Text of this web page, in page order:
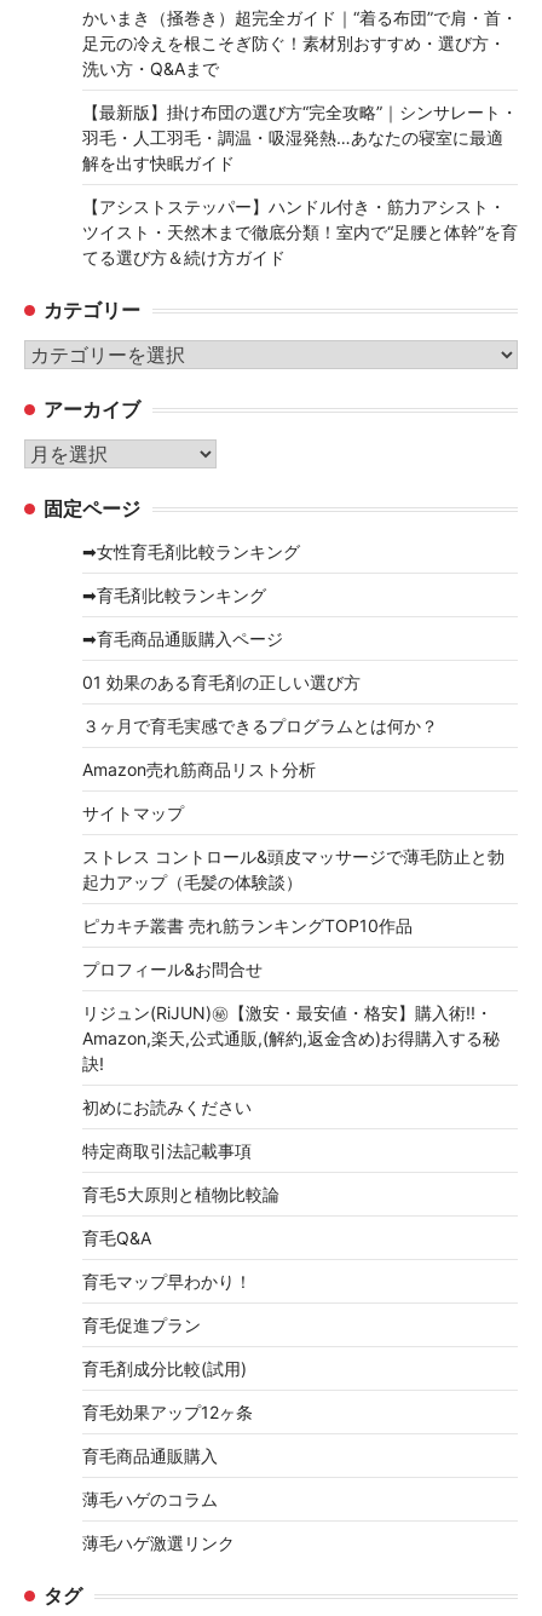
かいまき（掻巻き）超完全ガイド｜“着る布団”で肩・首・
足元の冷えを根こそぎ防ぐ！素材別おすすめ・選び方・
洗い方・Q&Aまで
【最新版】掛け布団の選び方“完全攻略”｜シンサレート・
羽毛・人工羽毛・調温・吸湿発熱…あなたの寝室に最適
解を出す快眠ガイド
【アシストステッパー】ハンドル付き・筋力アシスト・
ツイスト・天然木まで徹底分類！室内で“足腰と体幹”を育
てる選び方＆続け方ガイド
カテゴリー
カ
ゴ
リ
ー
アーカイブ
ア
カ 固定ページ
➡女性育毛剤比較ランキング
➡育毛剤比較ランキング
➡育毛商品通販購入ページ
01 効果のある育毛剤の正しい選び方
３ヶ月で育毛実感できるプログラムとは何か？
Amazon売れ筋商品リスト分析
サイトマップ
ストレス コントロール&頭皮マッサージで薄毛防止と勃
起力アップ（毛髪の体験談）
ピカキチ叢書 売れ筋ランキングTOP10作品
プロフィール&お問合せ
リジュン(RiJUN)㊙【激安・最安値・格安】購入術!!・
Amazon,楽天,公式通販,(解約,返金含め)お得購入する秘
訣!
初めにお読みください
特定商取引法記載事項
育毛5大原則と植物比較論
育毛Q&A
育毛マップ早わかり！
育毛促進プラン
育毛剤成分比較(試用)
育毛効果アップ12ヶ条
育毛商品通販購入
薄毛ハゲのコラム
薄毛ハゲ激選リンク
タグ